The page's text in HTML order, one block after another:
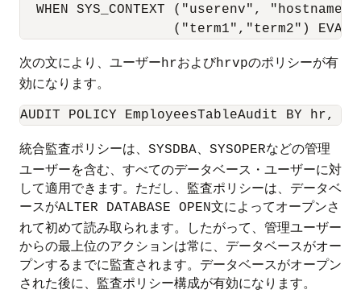
WHEN SYS_CONTEXT ("userenv",
次の文により、ユーザーhrおよびhrvpのポリシーが有
効になります。
統合監査ポリシーは、 SYSDBA SYSOPERなどの管理
ユーザーを含む、すべてのデータベース・ユーザーに対
して適用できます。ただし、監査ポリシーは、データベ
ースがALTER DATABASE OPEN文によってオープンさ
れて初めて読み取られます。したがって、管理ユーザー
からの最上位のアクションは常に、データベースがオー
プンするまでに監査されます。データベースがオープン
された後に、監査ポリシー構成が有効になります。